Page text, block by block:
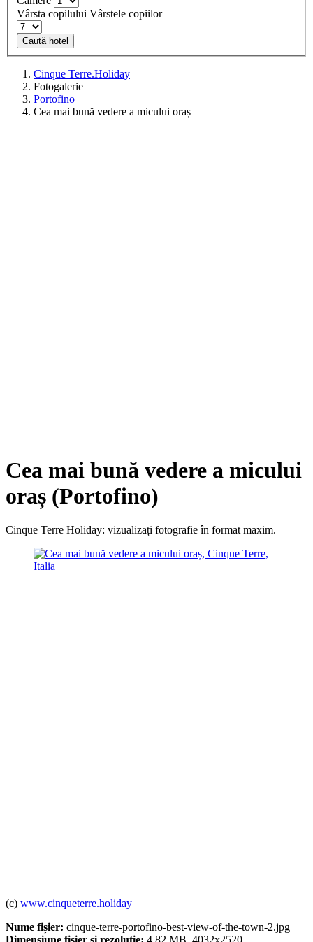
Vârsta copilului Vârstele copiilor
Caută hotel
Cinque Terre.Holiday
Fotogalerie
Portofino
Cea mai bună vedere a micului oraș
Cea mai bună vedere a micului
oraș (Portofino)
Cinque Terre Holiday: vizualizați fotografie în format maxim.
(c) www.cinqueterre.holiday
Nume fișier: cinque-terre-portofino-best-view-of-the-town-2.jpg